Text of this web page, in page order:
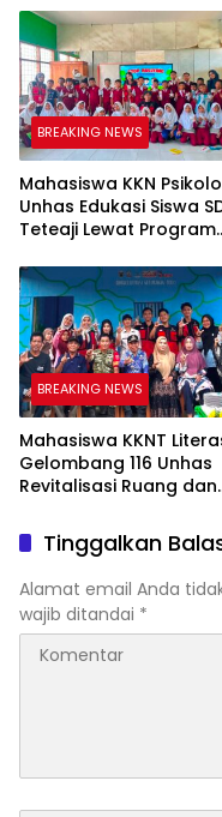
Digital yang Cerdas
Adaptif
BREAKING NEWS
Mahasiswa KKN
Unhas Edukasi Siswa
Teteaji Lewat Program
Keberanian Lawan
BREAKING NEWS
Mahasiswa KKNT
Gelombang 116 Unhas
Revitalisasi Ruang dan
Tolo, Hadirkan
sebagai Pusat Literasi
Masyarakat
Tinggalkan
Alamat email Anda
wajib ditandai *